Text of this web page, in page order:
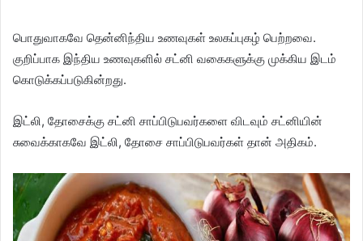
பொதுவாகவே தென்னிந்திய உணவுகள் உலகப்புகழ் பெற்றவை.
குறிப்பாக இந்திய உணவுகளில் சட்னி வகைகளுக்கு முக்கிய இடம்
கொடுக்கப்படுகின்றது.
இட்லி, தோசைக்கு சட்னி சாப்பிடுபவர்களை விடவும் சட்னியின்
சுவைக்காகவே இட்லி, தோசை சாப்பிடுபவர்கள் தான் அதிகம்.